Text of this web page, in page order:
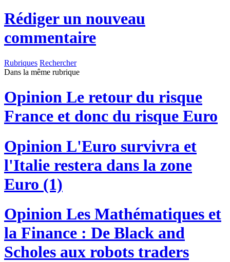
Rédiger un nouveau
commentaire
Rubriques Rechercher
Dans la même rubrique
Opinion Le retour du risque
France et donc du risque Euro
Opinion L'Euro survivra et
l'Italie restera dans la zone
Euro (1)
Opinion Les Mathématiques et
la Finance : De Black and
Scholes aux robots traders